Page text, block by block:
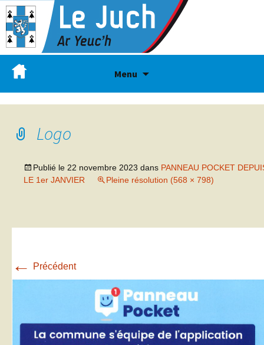
Menu
Logo
Publié le 22 novembre 2023 dans PANNEAU POCKET
LE 1er JANVIER
Pleine résolution (568 × 798)
← Précédent